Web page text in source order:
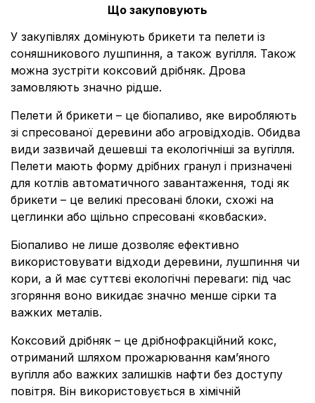
Що закуповують
У закупівлях домінують брикети та пелети із
соняшникового лушпиння, а також вугілля. Також
можна зустріти коксовий дрібняк. Дрова
замовляють значно рідше.
Пелети й брикети – це біопаливо, яке виробляють
зі спресованої деревини або агровідходів. Обидва
види зазвичай дешевші та екологічніші за вугілля.
Пелети мають форму дрібних гранул і призначені
для котлів автоматичного завантаження, тоді як
брикети – це великі пресовані блоки, схожі на
цеглинки або щільно спресовані «ковбаски».
Біопаливо не лише дозволяє ефективно
використовувати відходи деревини, лушпиння чи
кори, а й має суттєві екологічні переваги: під час
згоряння воно викидає значно менше сірки та
важких металів.
Коксовий дрібняк – це дрібнофракційний кокс,
отриманий шляхом прожарювання кам’яного
вугілля або важких залишків нафти без доступу
повітря. Він використовується в хімічній